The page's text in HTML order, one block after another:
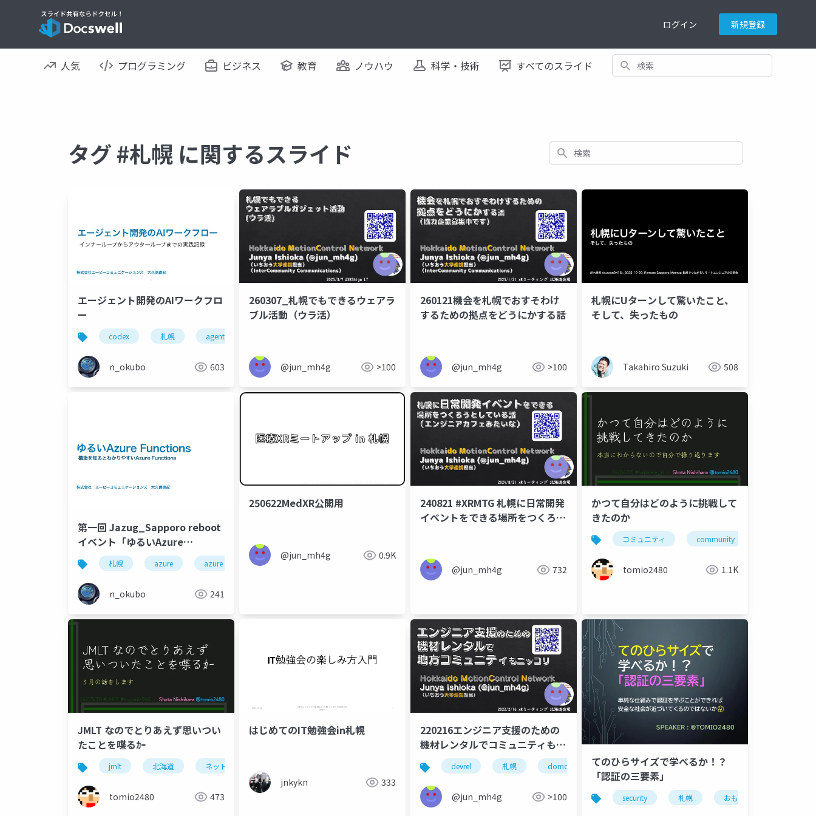
ログイン 新規登録
人気 プログラミング ビジネス 教育 ノウハウ 科学・技術 すべてのスライド 検索
タグ #札幌 に関するスライド 検索
エージェント開発のAIワークフロ
ー
codex 札幌 agent
n_okubo 603
260307_札幌でもできるウェアラ
ブル活動（ウラ活）
@jun_mh4g >100
260121機会を札幌でおすそわけ
するための拠点をどうにかする話
@jun_mh4g >100
札幌にUターンして驚いたこと、
そして、失ったもの
Takahiro Suzuki 508
第一回 Jazug_Sapporo reboot
イベント「ゆるいAzure
Functions」
札幌 azure azure functions
n_okubo 241
250622MedXR公開用
@jun_mh4g 0.9K
240821 #XRMTG 札幌に日常開発
イベントをできる場所をつくろう
@jun_mh4g 732
かつて自分はどのように挑戦して
きたのか
コミュニティ community
tomio2480 1.1K
JMLT なのでとりあえず思いつい
たことを喋るｶｰ
jmlt 北海道 ネットワーク
tomio2480 473
はじめてのIT勉強会in札幌
jnkykn 333
220216エンジニア支援のための
機材レンタルでコミュニティもニ
ッコリdevrel 札幌 domcn
@jun_mh4g >100
てのひらサイズで学べるか！？
「認証の三要素」
security 札幌 おもちゃ